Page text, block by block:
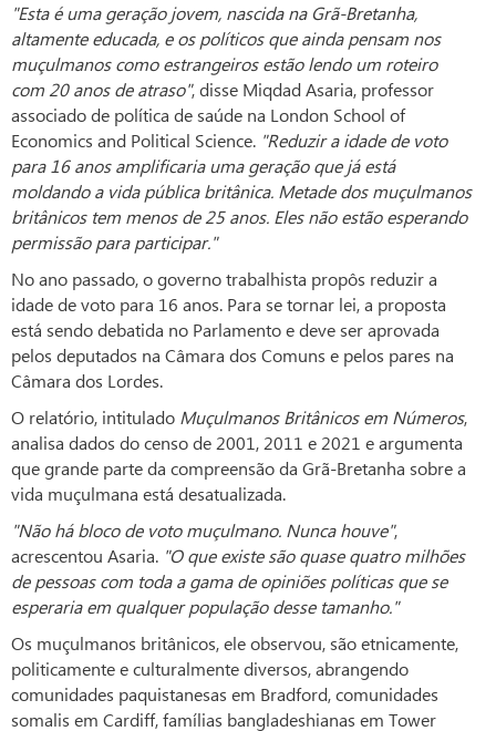
"Esta é uma geração jovem, nascida na Grã-Bretanha,
altamente educada, e os políticos que ainda pensam nos
muçulmanos como estrangeiros estão lendo um roteiro
com 20 anos de atraso", disse Miqdad Asaria, professor
associado de política de saúde na London School of
Economics and Political Science. "Reduzir a idade de voto
para 16 anos amplificaria uma geração que já está
moldando a vida pública britânica. Metade dos muçulmanos
britânicos tem menos de 25 anos. Eles não estão esperando
permissão para participar."
No ano passado, o governo trabalhista propôs reduzir a
idade de voto para 16 anos. Para se tornar lei, a proposta
está sendo debatida no Parlamento e deve ser aprovada
pelos deputados na Câmara dos Comuns e pelos pares na
Câmara dos Lordes.
O relatório, intitulado Muçulmanos Britânicos em Números,
analisa dados do censo de 2001, 2011 e 2021 e argumenta
que grande parte da compreensão da Grã-Bretanha sobre a
vida muçulmana está desatualizada.
"Não há bloco de voto muçulmano. Nunca houve",
acrescentou Asaria. "O que existe são quase quatro milhões
de pessoas com toda a gama de opiniões políticas que se
esperaria em qualquer população desse tamanho."
Os muçulmanos britânicos, ele observou, são etnicamente,
politicamente e culturalmente diversos, abrangendo
comunidades paquistanesas em Bradford, comunidades
somalis em Cardiff, famílias bangladeshianas em Tower